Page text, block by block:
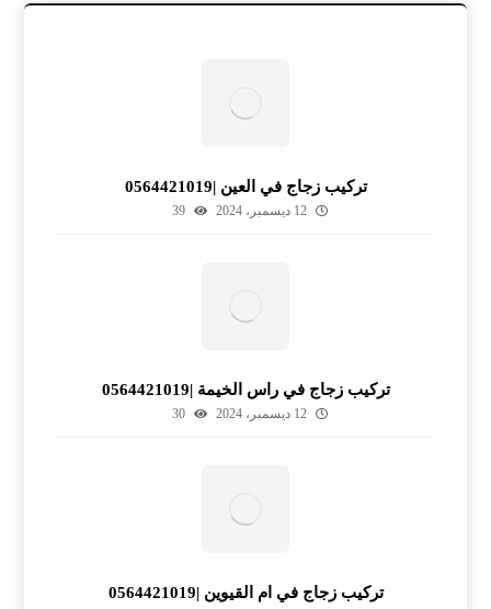
تركيب زجاج في العين |0564421019
12 ديسمبر، 2024 39
تركيب زجاج في راس الخيمة |0564421019
12 ديسمبر، 2024 30
تركيب زجاج في ام القيوين |0564421019